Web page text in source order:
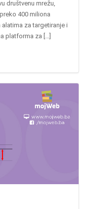
društvenu mrežu,
400 miliona
za targetiranje i
platforma za […]